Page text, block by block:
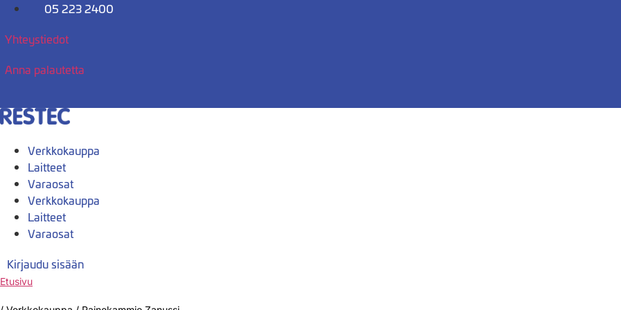
Mene
05 223 2400
Yhteystiedot
Anna palautetta
Verkkokauppa
Laitteet
Varaosat
Verkkokauppa
Laitteet
Varaosat
Kirjaudu sisään
Etusivu